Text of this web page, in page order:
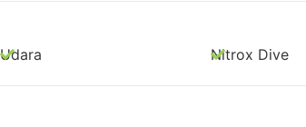
Udara Nitrox Dive